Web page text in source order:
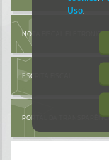
NOTA FISCAL ELETRÔNICA
ESCRITA FISCAL
PORTAL DA
Uso.
Isto